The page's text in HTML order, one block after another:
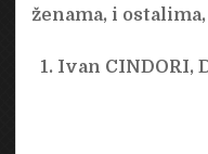
ženama, i
Ivan CINDORI,